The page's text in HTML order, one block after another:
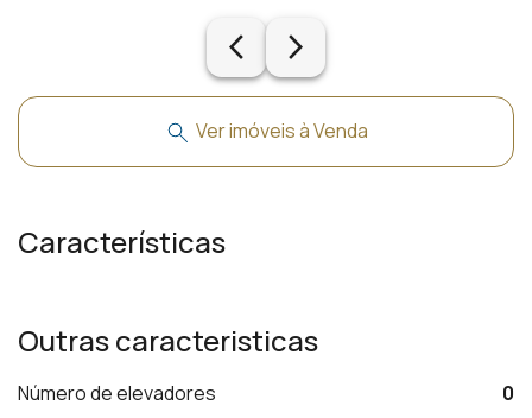
arrow_back_ios_new arrow_forward_ios
Ver imóveis à Venda
Características
Outras caracteristicas
Número de elevadores
0